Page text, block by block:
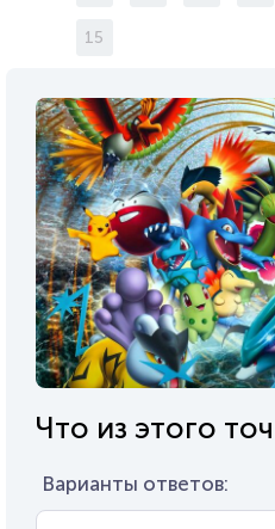
15
Что из этого
Варианты ответов: